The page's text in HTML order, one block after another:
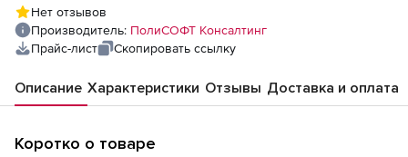
Нет отзывов
Производитель: ПолиСОФТ Консалтинг
Прайс-лист
Скопировать ссылку
Описание Характеристики Отзывы Доставка и оплата
Коротко о товаре